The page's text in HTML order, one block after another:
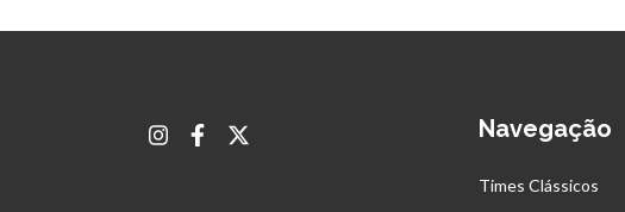
Navegação
Times Clássicos